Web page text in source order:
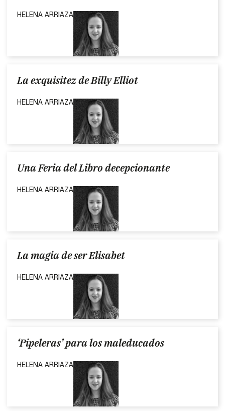
HELENA ARRIAZA
La exquisitez de Billy Elliot
HELENA ARRIAZA
Una Feria del Libro decepcionante
HELENA ARRIAZA
La magia de ser Elisabet
HELENA ARRIAZA
‘Pipeleras’ para los maleducados
HELENA ARRIAZA